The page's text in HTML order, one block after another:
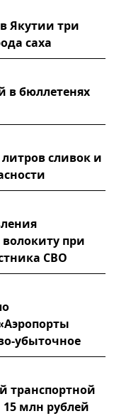
Якутии три
саха
в бюллетенях
сливок и
при
СВО
убыточное
транспортной
млн рублей